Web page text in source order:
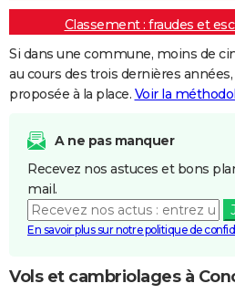
Classement : fraudes et
Si dans une commune, moins de
au cours des trois dernières
proposée à la place. Voir la
A ne pas manquer
Recevez nos astuces et bons
mail.
En savoir plus sur notre politique de
Vols et cambriolages à